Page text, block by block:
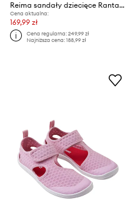
Reima sandały dziecięce Rantaan
Cena aktualna:
169,99 zł
Cena regularna:249,99 zł
Najniższa cena:188,99 zł